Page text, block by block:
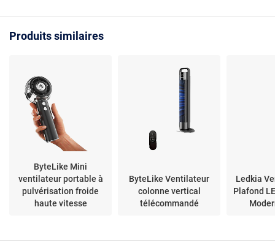
Produits similaires
ByteLike Mini
ventilateur portable à
pulvérisation froide
haute vitesse
ByteLike Ventilateur
colonne vertical
télécommandé
Ledkia
Plafond